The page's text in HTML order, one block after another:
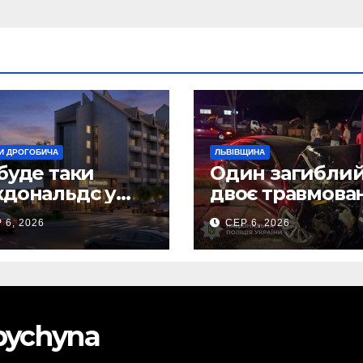
ДРОГОБИЧА
таки
у
(Фото)
6, 2026
ЛЬВІВЩИНА
Один
двоє
внаслідок ДТП
Самбірщині
СЕР 6, 2026